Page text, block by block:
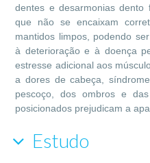
dentes e desarmonias dento
que não se encaixam
mantidos limpos, podendo
à deterioração e à doença
estresse adicional aos
a dores de cabeça,
pescoço, dos ombros e
posicionados prejudicam a
Estudo